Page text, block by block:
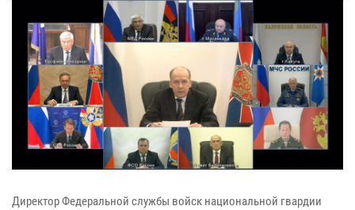
Директор Федеральной службы войск национальной гвардии